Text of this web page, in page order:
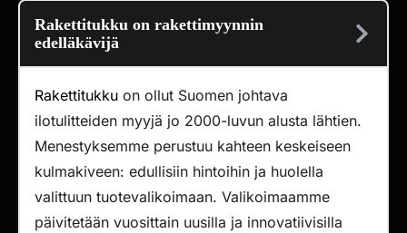
Rakettitukku on rakettimyynnin
edelläkävijä
Rakettitukku on ollut Suomen johtava
ilotulitteiden myyjä jo 2000-luvun alusta lähtien.
Menestyksemme perustuu kahteen keskeiseen
kulmakiveen: edullisiin hintoihin ja huolella
valittuun tuotevalikoimaan. Valikoimaamme
päivitetään vuosittain uusilla ja innovatiivisilla